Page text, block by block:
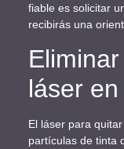
fiable es solicitar
recibirás una
láser
El láser para
partículas de tinta